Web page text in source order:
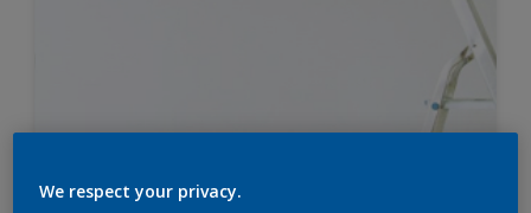
ไม่แน่ใจว่าคุณต้องการสีมากแค่ไหน?
We respect your privacy.